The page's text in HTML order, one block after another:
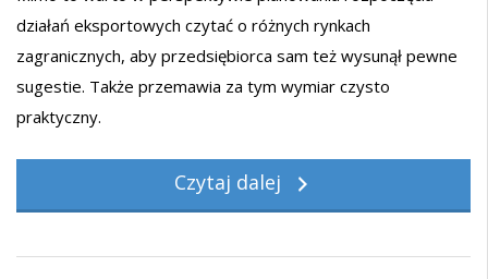
działań eksportowych czytać o różnych rynkach
zagranicznych, aby przedsiębiorca sam też wysunął pewne
sugestie. Także przemawia za tym wymiar czysto
praktyczny.
Czytaj dalej